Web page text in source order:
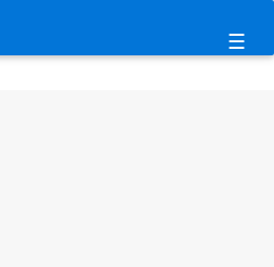
☰